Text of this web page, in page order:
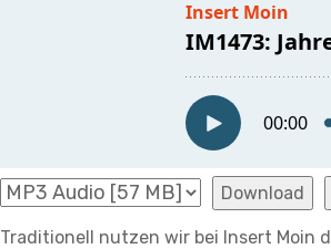
Download
Traditionell nutzen wir bei Insert Moin